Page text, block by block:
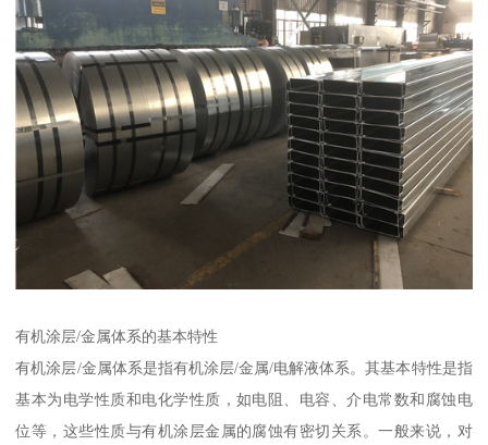
有机涂层/金属体系的基本特性
有机涂层/金属体系是指有机涂层/金属/电解液体系。其基本特性是指
基本为电学性质和电化学性质，如电阻、电容、介电常数和腐蚀电
位等，这些性质与有机涂层金属的腐蚀有密切关系。一般来说，对